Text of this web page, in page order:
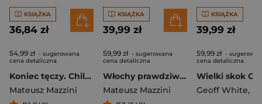
KSIĄŻKA
36,84 zł
54,99 zł - sugerowana
cena detaliczna
Koniec tęczy. Chile po Pinochecie
Mateusz Mazzini
KSIĄŻKA
39,99 zł
59,99 zł - sugerowana
cena detaliczna
Włochy prawdziwe. Podróż śladami mafii, migracji i kryzysów
Mateusz Mazzini
KSIĄŻKA
39,99 zł
59,99 zł -
cena detaliczna
Geoff White,